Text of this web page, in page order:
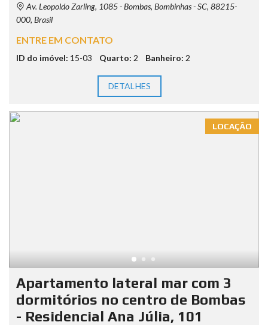
Av. Leopoldo Zarling, 1085 - Bombas, Bombinhas - SC, 88215-
000, Brasil
ENTRE EM CONTATO
ID do imóvel: 15-03 Quarto: 2 Banheiro: 2
DETALHES
LOCAÇÃO
Apartamento lateral mar com 3
dormitórios no centro de Bombas
- Residencial Ana Júlia, 101